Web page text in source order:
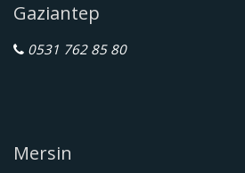
Gaziantep
0531 762 85 80
Mersin